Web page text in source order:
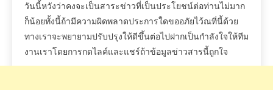
วันนี้หวังว่าคงจะเป็นสาระข่าวที่เป็นประโยชน์ต่อท่านไม่มาก
ก็น้อยทั้งนี้ถ้ามีความผิดพลาดประการใดขออภัยไว้ณที่นี้ด้วย
ทางเราจะพยายามปรับปรุงให้ดีขึ้นต่อไปฝากเป็นกำลังใจให้ทีม
งานเราโดยการกดไลค์และแชร์ถ้าข้อมูลข่าวสารนี้ถูกใจ